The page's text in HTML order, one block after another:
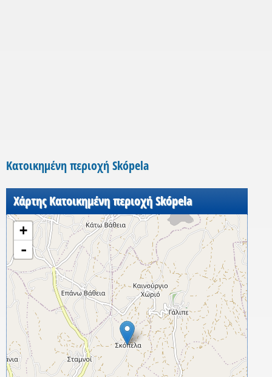
Κατοικημένη περιοχή Skópela
Χάρτης Κατοικημένη περιοχή Skópela
+
-